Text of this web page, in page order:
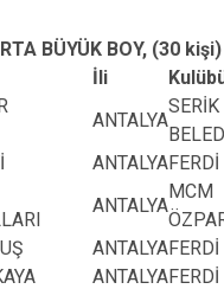
BÜYÜK BOY, (30 kişi)
İli
ANTALYA
SERİK
ANTALYA
ANTALYA
MCM
ANTALYA
ANTALYA